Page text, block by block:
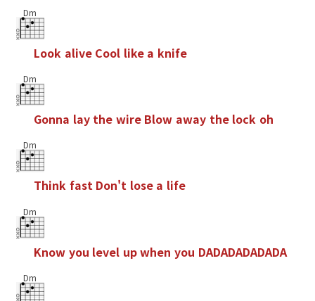
Dm
Look alive Cool like a knife
Dm
Gonna lay the wire Blow away the lock oh
Dm
Think fast Don't lose a life
Dm
Know you level upwhen you DADADADADADA
Dm